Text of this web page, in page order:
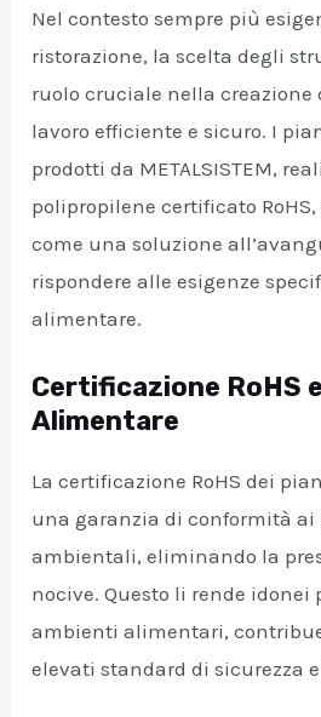
Nel contesto sempre più
ristorazione, la scelta degli
ruolo cruciale nella
lavoro efficiente e sicuro. I
prodotti da METALSISTEM,
polipropilene certificato
come una soluzione
rispondere alle esigenze
alimentare.
Certificazione RoHS
Alimentare
La certificazione RoHS dei
una garanzia di conformità
ambientali, eliminando la
nocive. Questo li rende idonei
ambienti alimentari,
elevati standard di sicurezza
DISATTIVA
DISATTIVA
DISATTIVA